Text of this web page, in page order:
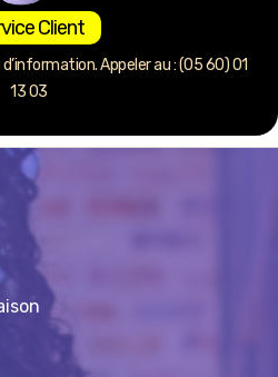
Client
Appeler au : (05 60) 01
13 03